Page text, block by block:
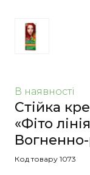
В наявності
Стійка
«Фіто
Код товару 1073